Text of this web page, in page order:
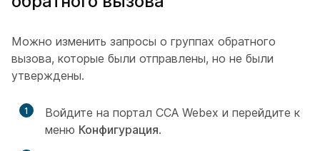
Можно изменить запросы о группах обратного
вызова, которые были отправлены, но не были
утверждены.
1
Войдите на портал CCA Webex и перейдите к
меню Конфигурация.